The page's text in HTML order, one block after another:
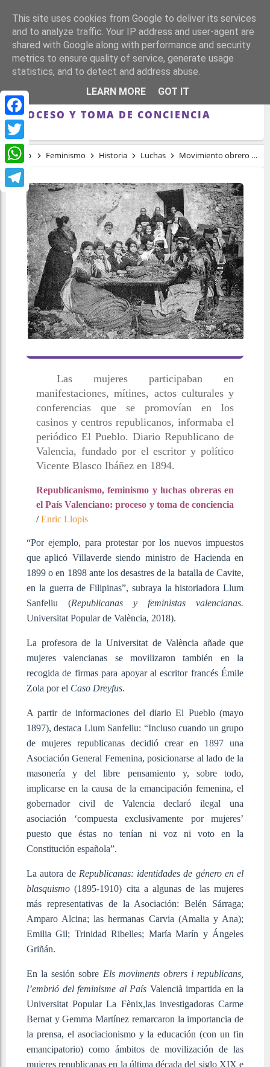
Facebook
Twitter
WhatsApp
Telegram
REPUBLICANISMO, FEMINISMO Y LUCHAS
OBRERAS EN EL PAÍS VALENCIANO:
PROCESO Y TOMA DE CONCIENCIA
Inicio Feminismo Historia Luchas Movimiento obrero
Las mujeres participaban en
manifestaciones, mítines, actos culturales y
conferencias que se promovían en los
casinos y centros republicanos, informaba el
periódico El Pueblo. Diario Republicano de
Valencia, fundado por el escritor y político
Vicente Blasco Ibáñez en 1894.
Republicanismo, feminismo y luchas obreras en
el País Valenciano: proceso y toma de conciencia
/Enric Llopis
“Por ejemplo, para protestar por los nuevos impuestos
que aplicó Villaverde siendo ministro de Hacienda en
1899 o en 1898 ante los desastres de la batalla de Cavite,
en la guerra de Filipinas”, subraya la historiadora Llum
Sanfeliu (Republicanas y feministas valencianas.
Universitat Popular de València, 2018).
La profesora de la Universitat de València añade que
mujeres valencianas se movilizaron también en la
recogida de firmas para apoyar al escritor francés Émile
Zola por el Caso Dreyfus.
A partir de informaciones del diario El Pueblo (mayo
1897), destaca Llum Sanfeliu: “Incluso cuando un grupo
de mujeres republicanas decidió crear en 1897 una
Asociación General Femenina, posicionarse al lado de la
masonería y del libre pensamiento y, sobre todo,
implicarse en la causa de la emancipación femenina, el
gobernador civil de Valencia declaró ilegal una
asociación ‘compuesta exclusivamente por mujeres’
puesto que éstas no tenían ni voz ni voto en la
Constitución española”.
La autora de Republicanas: identidades de género en el
blasquismo(1895-1910) cita a algunas de las mujeres
más representativas de la Asociación: Belén Sárraga;
Amparo Alcina; las hermanas Carvia (Amalia y Ana);
Emilia Gil; Trinidad Ribelles; María Marín y Ángeles
Griñán.
En la sesión sobre Els moviments obrers i republicans,
l’embrió del feminisme al País Valencià impartida en la
Universitat Popular La Fènix,las investigadoras Carme
Bernat y Gemma Martínez remarcaron la importancia de
la prensa, el asociacionismo y la educación (con un fin
emancipatorio) como ámbitos de movilización de las
mujeres republicanas en la última década del siglo XIX e
This site uses cookies from Google to deliver its services
and to analyze traffic. Your IP address and user-agent are
shared with Google along with performance and security
metrics to ensure quality of service, generate usage
statistics, and to detect and address abuse.
LEARN MORE
GOT IT